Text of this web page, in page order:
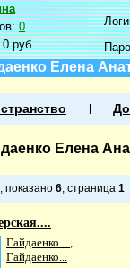
0
0 руб.
Елена
Елена
, показано 6, страница 1
Гайдаенко... ,
Гайдаенко...